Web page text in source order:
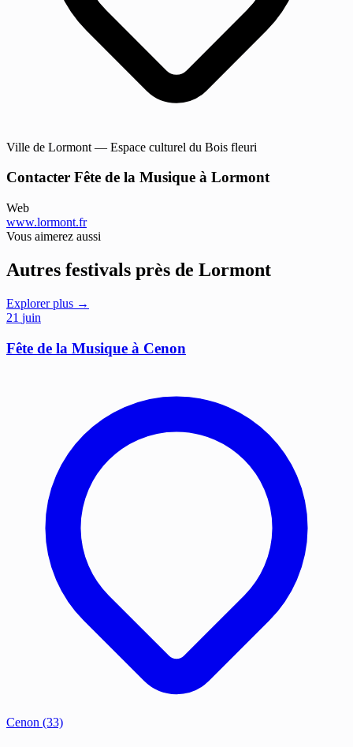
Ville de Lormont — Espace culturel du Bois fleuri
Contacter Fête de la Musique à Lormont
Web
www.lormont.fr
Vous aimerez aussi
Autres festivals près de Lormont
Explorer plus →
21 juin
Fête de la Musique à Cenon
Cenon (33)